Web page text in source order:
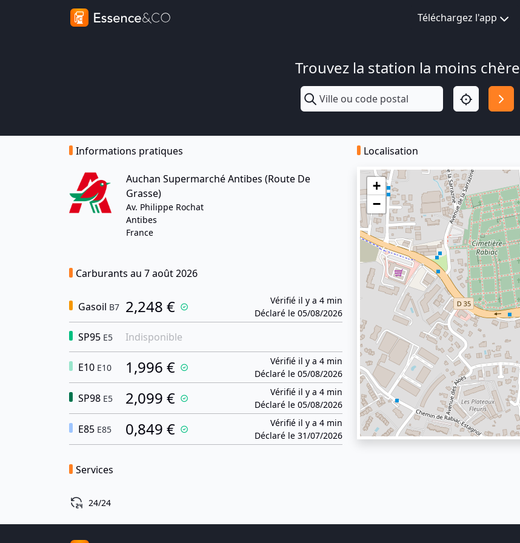
Téléchargez l'app
Trouvez la station la moins chère
Informations pratiques
Auchan Supermarché Antibes (Route De
Grasse)
Av. Philippe Rochat
Antibes
France
Carburants au 7 août 2026
Gasoil B7 2,248 €
Vérifié il y a 4 min
Déclaré le 05/08/2026
SP95 E5 Indisponible
E10 E10 1,996 €
Vérifié il y a 4 min
Déclaré le 05/08/2026
SP98 E5 2,099 €
Vérifié il y a 4 min
Déclaré le 05/08/2026
E85 E85 0,849 €
Vérifié il y a 4 min
Déclaré le 31/07/2026
Localisation
+
−
Services
24/24